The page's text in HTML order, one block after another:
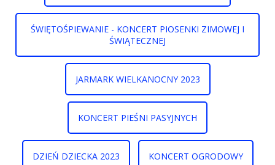
ŚWIĘTOŚPIEWANIE - KONCERT PIOSENKI ZIMOWEJ I
ŚWIĄTECZNEJ
JARMARK WIELKANOCNY 2023
KONCERT PIEŚNI PASYJNYCH
DZIEŃ DZIECKA 2023 KONCERT OGRODOWY